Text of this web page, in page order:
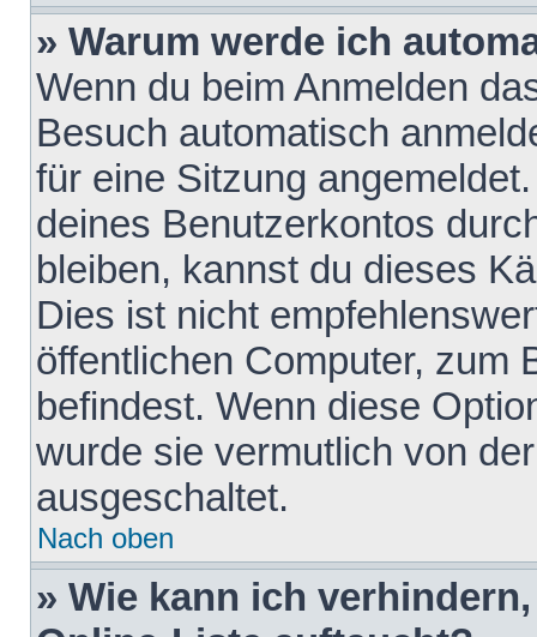
» Warum werde ich
Wenn du beim Anmelden
Besuch automatisch
für eine Sitzung
deines Benutzerkontos
bleiben, kannst du dieses
Dies ist nicht
öffentlichen Computer, zum
befindest. Wenn diese
wurde sie vermutlich von
ausgeschaltet.
Nach oben
» Wie kann ich